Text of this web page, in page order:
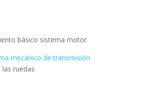
básico sistema motor
mecánico de transmisión
ruedas